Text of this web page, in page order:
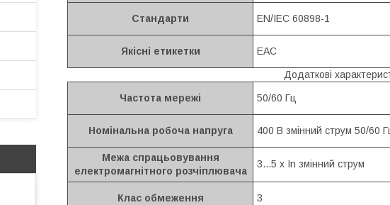
Стандарти EN/IEC 60898-1
Якісні етикетки EAC
Додаткові
Частота мережі 50/60 Гц
Номінальна робоча напруга 400 В змінний струм 50/60
Межа спрацьовування
електромагнітного розчіплювача
3...5 x In змінний струм
Клас обмеження 3